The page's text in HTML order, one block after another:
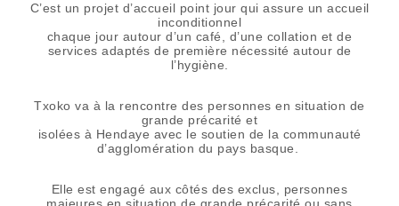
C’est un projet d’accueil point jour qui assure un accueil
inconditionnel
chaque jour autour d’un café, d’une collation et de
services adaptés de première nécessité autour de
l’hygiène.
Txoko va à la rencontre des personnes en situation de
grande précarité et
isolées à Hendaye avec le soutien de la communauté
d’agglomération du pays basque
Elle est engagé aux côtés des exclus, personnes